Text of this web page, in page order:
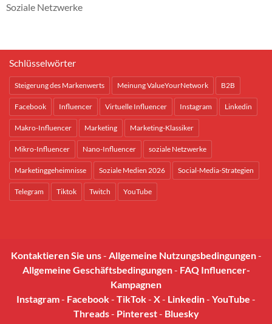
Soziale Netzwerke
Schlüsselwörter
Steigerung des Markenwerts Meinung ValueYourNetwork B2B
Facebook Influencer Virtuelle Influencer Instagram Linkedin
Makro-Influencer Marketing Marketing-Klassiker
Mikro-Influencer Nano-Influencer soziale Netzwerke
Marketinggeheimnisse Soziale Medien 2026 Social-Media-Strategien
Telegram Tiktok Twitch YouTube
Kontaktieren Sie uns- Allgemeine Nutzungsbedingungen-
Allgemeine Geschäftsbedingungen- FAQ Influencer-
Kampagnen
Instagram- Facebook- TikTok- X- Linkedin- YouTube -
Threads- Pinterest- Bluesky